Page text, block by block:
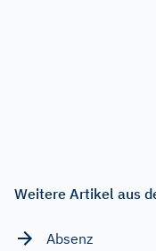
Weitere Artikel aus
Absenz